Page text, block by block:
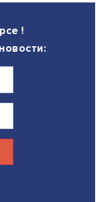
торговой
— рыба,
идет восемь
цепь
на прилавке
любыми
для логистики и